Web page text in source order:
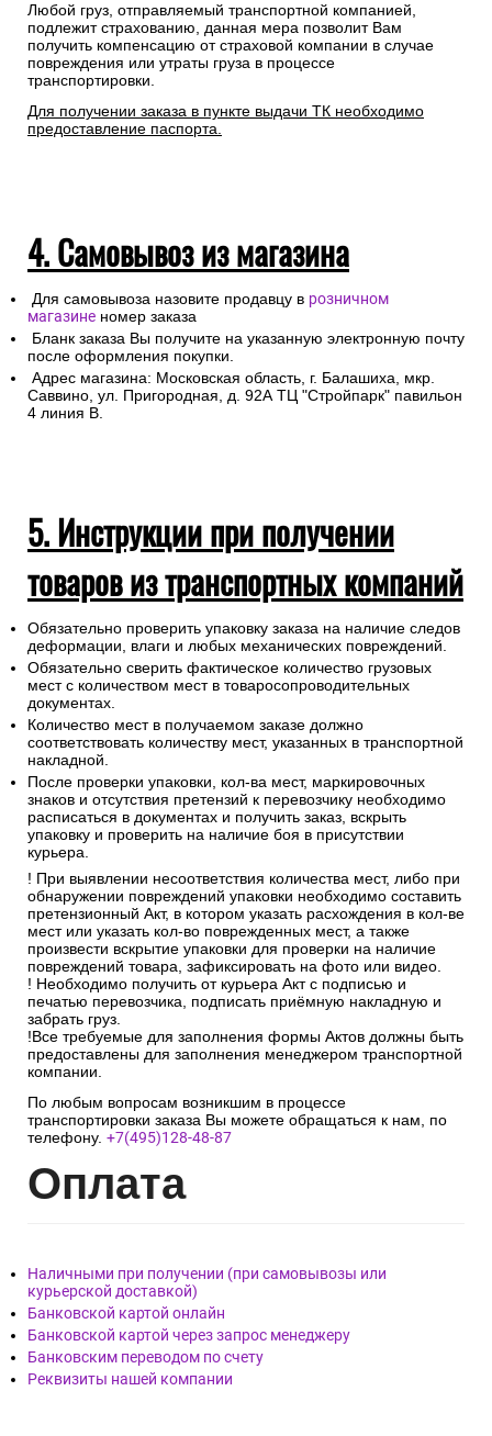
Любой груз, отправляемый транспортной компанией,
подлежит страхованию, данная мера позволит Вам
получить компенсацию от страховой компании в случае
повреждения или утраты груза в процессе
транспортировки.
Для получении заказа в пункте выдачи ТК необходимо
предоставление паспорта.
4. Самовывоз из магазина
Для самовывоза назовите продавцу в розничном
магазине номер заказа
Бланк заказа Вы получите на указанную электронную почту
после оформления покупки.
Адрес магазина: Московская область, г. Балашиха, мкр.
Саввино, ул. Пригородная, д. 92А ТЦ "Стройпарк" павильон
4 линия В.
5. Инструкции при получении
товаров из транспортных компаний
Обязательно проверить упаковку заказа на наличие следов
деформации, влаги и любых механических повреждений.
Обязательно сверить фактическое количество грузовых
мест с количеством мест в товаросопроводительных
документах.
Количество мест в получаемом заказе должно
соответствовать количеству мест, указанных в транспортной
накладной.
После проверки упаковки, кол-ва мест, маркировочных
знаков и отсутствия претензий к перевозчику необходимо
расписаться в документах и получить заказ, вскрыть
упаковку и проверить на наличие боя в присутствии
курьера.
! При выявлении несоответствия количества мест, либо при
обнаружении повреждений упаковки необходимо составить
претензионный Акт, в котором указать расхождения в кол-ве
мест или указать кол-во поврежденных мест, а также
произвести вскрытие упаковки для проверки на наличие
повреждений товара, зафиксировать на фото или видео.
! Необходимо получить от курьера Акт с подписью и
печатью перевозчика, подписать приёмную накладную и
забрать груз.
!Все требуемые для заполнения формы Актов должны быть
предоставлены для заполнения менеджером транспортной
компании.
По любым вопросам возникшим в процессе
транспортировки заказа Вы можете обращаться к нам, по
телефону. +7(495)128-48-87
Оплата
Наличными при получении (при самовывозы или
курьерской доставкой)
Банковской картой онлайн
Банковской картой через запрос менеджеру
Банковским переводом по счету
Реквизиты нашей компании